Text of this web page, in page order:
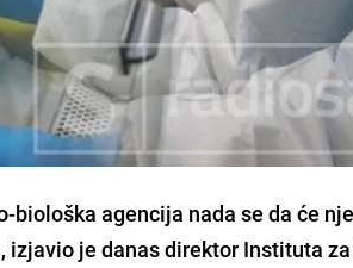
biološka agencija nada se da će
izjavio je danas direktor Instituta